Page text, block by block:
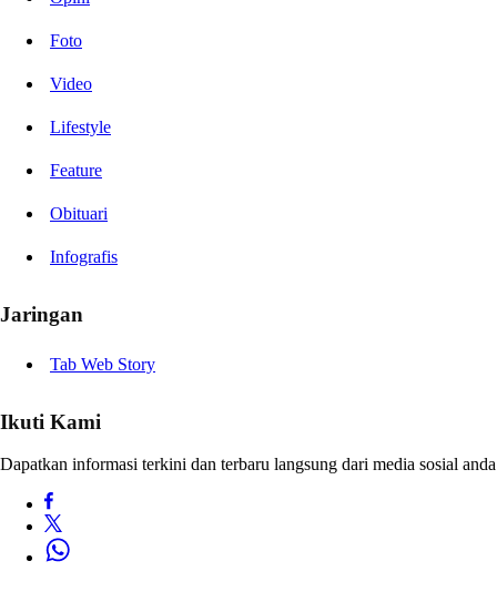
Foto
Video
Lifestyle
Feature
Obituari
Infografis
Jaringan
Tab Web Story
Ikuti Kami
Dapatkan informasi terkini dan terbaru langsung dari media sosial anda